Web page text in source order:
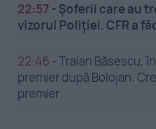
22:57 - Șoferii care au
vizorul Poliției. CFR a
22:46 -Traian Băsescu,
premier după Bolojan:
premier